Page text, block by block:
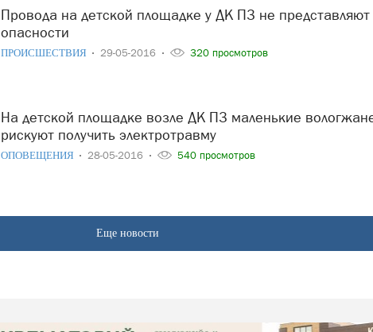
Провода на детской площадке у ДК ПЗ не представляют
опасности
ПРОИСШЕСТВИЯ 29-05-2016 320 просмотров
На детской площадке возле ДК ПЗ маленькие вологжане
рискуют получить электротравму
ОПОВЕЩЕНИЯ 28-05-2016 540 просмотров
Еще новости